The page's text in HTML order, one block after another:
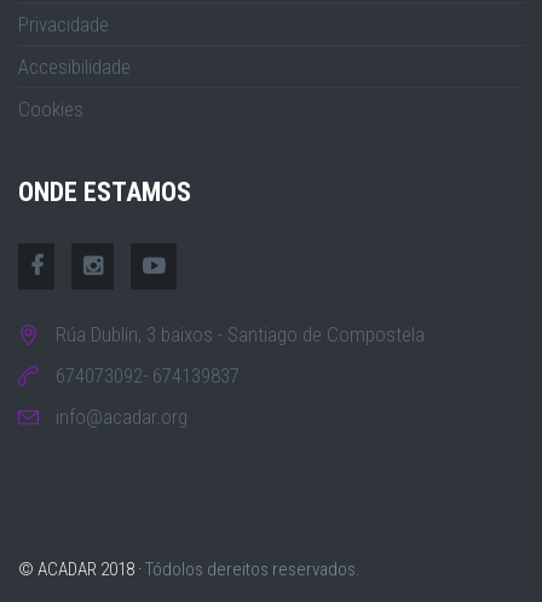
Privacidade
Accesibilidade
Cookies
ONDE ESTAMOS
Rúa Dublín, 3 baixos - Santiago de Compostela
674073092- 674139837
info@acadar.org
© ACADAR 2018 · Tódolos dereitos reservados.